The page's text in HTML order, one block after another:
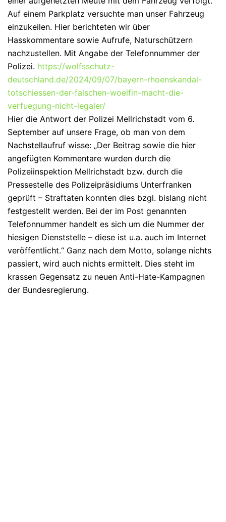
Auf einem Parkplatz versuchte man unser Fahrzeug
einzukeilen. Hier berichteten wir über
Hasskommentare sowie Aufrufe, Naturschützern
nachzustellen. Mit Angabe der Telefonnummer der
Polizei. https://wolfsschutz-
deutschland.de/2024/09/07/bayern-rhoenskandal-
totschiessen-der-falschen-woelfin-macht-die-
verfuegung-nicht-legaler/
Hier die Antwort der Polizei Mellrichstadt vom 6.
September auf unsere Frage, ob man von dem
Nachstellaufruf wisse: „Der Beitrag sowie die hier
angefügten Kommentare wurden durch die
Polizeiinspektion Mellrichstadt bzw. durch die
Pressestelle des Polizeipräsidiums Unterfranken
geprüft – Straftaten konnten dies bzgl. bislang nicht
festgestellt werden. Bei der im Post genannten
Telefonnummer handelt es sich um die Nummer der
hiesigen Dienststelle – diese ist u.a. auch im Internet
veröffentlicht.“ Ganz nach dem Motto, solange nichts
passiert, wird auch nichts ermittelt. Dies steht im
krassen Gegensatz zu neuen Anti-Hate-Kampagnen
der Bundesregierung.